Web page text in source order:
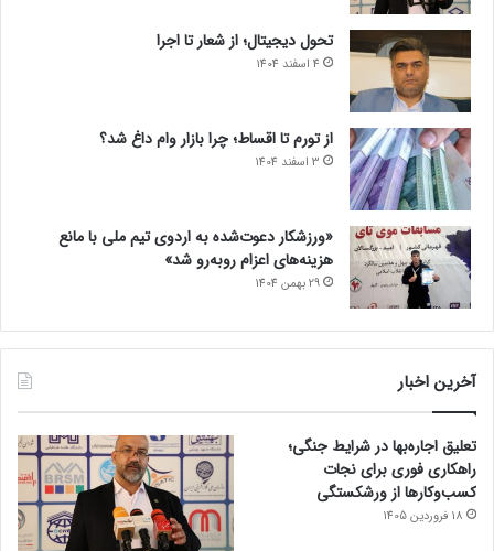
تحول دیجیتال؛ از شعار تا اجرا
4 اسفند 1404
از تورم تا اقساط؛ چرا بازار وام داغ شد؟
3 اسفند 1404
«ورزشکار دعوت‌شده به اردوی تیم ملی با مانع
هزینه‌های اعزام روبه‌رو شد»
29 بهمن 1404
آخرین اخبار
تعلیق اجاره‌بها در شرایط جنگی؛
راهکاری فوری برای نجات
کسب‌وکارها از ورشکستگی
18 فروردین 1405